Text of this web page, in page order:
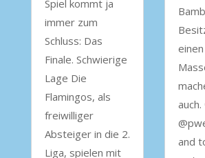
Spiel kommt ja
immer zum
Schluss: Das
Finale. Schwierige
Lage Die
Flamingos, als
freiwilliger
Absteiger in die 2.
Liga, spielen mit
einen
auch.
and